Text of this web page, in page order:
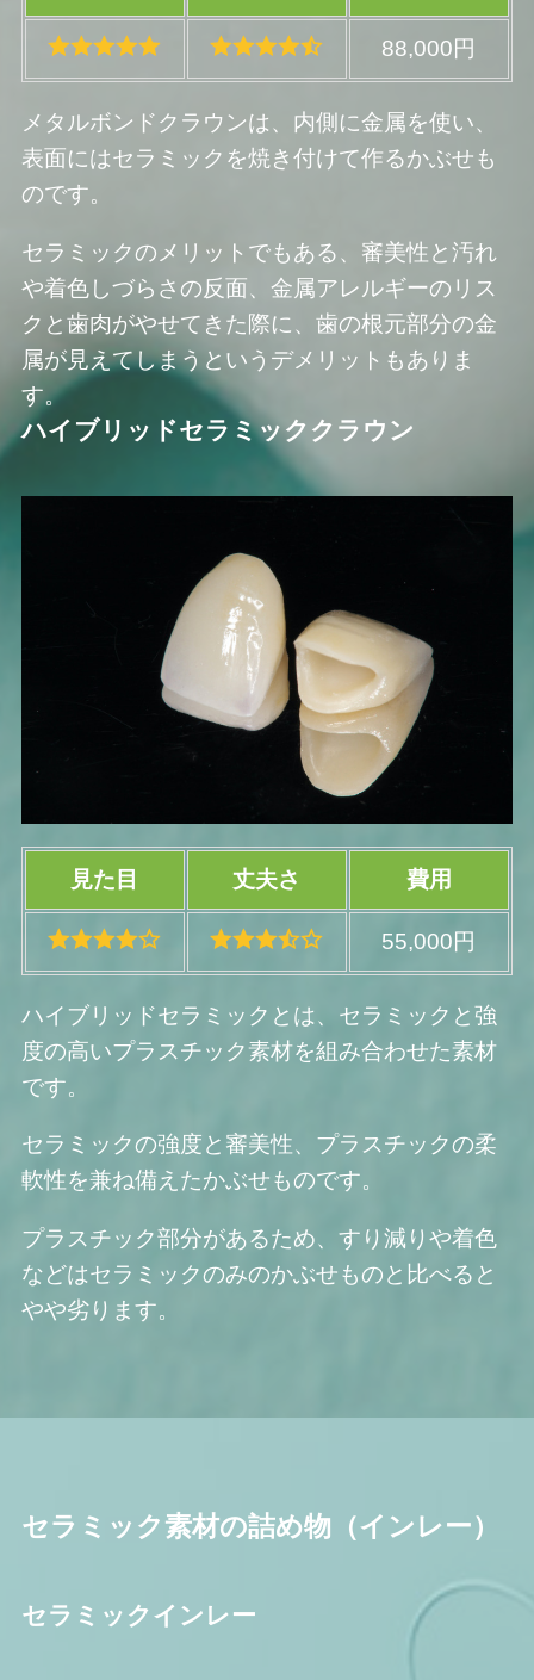
88,000円
メタルボンドクラウンは、内側に金属を使い、
表面にはセラミックを焼き付けて作るかぶせも
のです。
セラミックのメリットでもある、審美性と汚れ
や着色しづらさの反面、金属アレルギーのリス
クと歯肉がやせてきた際に、歯の根元部分の金
属が見えてしまうというデメリットもありま
す。
ハイブリッドセラミッククラウン
見た目 丈夫さ 費用
55,000円
ハイブリッドセラミックとは、セラミックと強
度の高いプラスチック素材を組み合わせた素材
です。
セラミックの強度と審美性、プラスチックの柔
軟性を兼ね備えたかぶせものです。
プラスチック部分があるため、すり減りや着色
などはセラミックのみのかぶせものと比べると
やや劣ります。
セラミック素材の詰め物（インレー）
セラミックインレー